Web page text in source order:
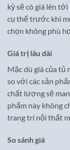
kỳ sẽ có giá lên
cụ thể trước khi
chọn không phù
Giá trị lâu dài
Mặc dù giá của
so với các sản
chất lượng sẽ
phẩm này không
trang trí nội thất
So sánh giá